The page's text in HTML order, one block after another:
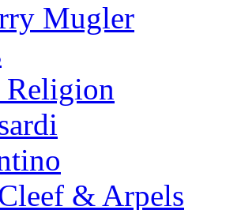
Mugler
Religion
& Arpels